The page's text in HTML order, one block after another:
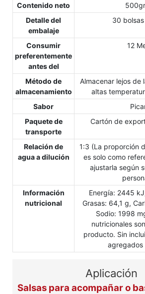
Contenido neto
Detalle del
embalaje
30
Consumir
preferentemente
antes del
12
Método de
almacenamiento
Almacenar lejos de
altas
Sabor
Paquete de
transporte
Cartón de
Relación de
agua a dilución
1:3 (La proporción
es solo como
ajustarla según
Información
nutricional
Energía: 2445
Grasas: 64,1 g,
Sodio: 1998
nutricionales
producto. Sin
agregados
Aplicación
Salsas para acompañar o